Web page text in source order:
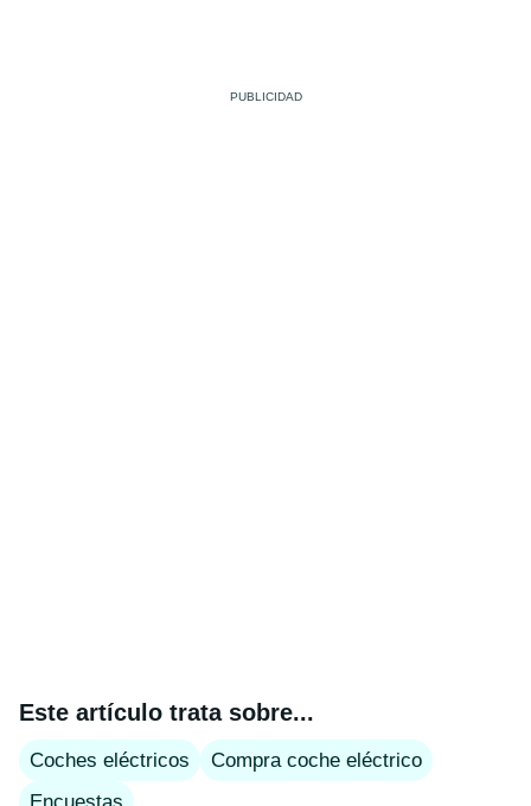
Este artículo trata sobre...
Coches eléctricos
Compra coche eléctrico